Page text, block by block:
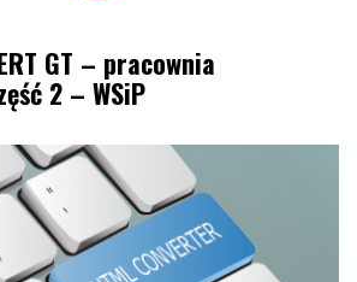
GT – pracownia
2 – WSiP